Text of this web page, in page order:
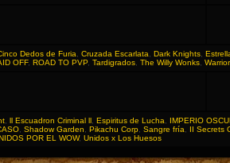
Dedos de Furia Cruzada Escarlata Dark Knights
OFF, ROAD TO PVP Tardigrados The Willy Wonks
ll Escuadron Criminal ll Espiritus de Lucha IMPERIO
Shadow Garden Pikachu Corp Sangre fría II Secrets
POR EL WOW, Unidos x Los Huesos